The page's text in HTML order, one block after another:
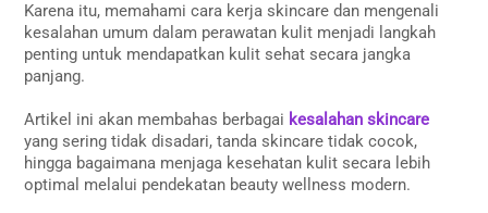
Karena itu, memahami cara kerja skincare dan mengenali
kesalahan umum dalam perawatan kulit menjadi langkah
penting untuk mendapatkan kulit sehat secara jangka
panjang.
Artikel ini akan membahas berbagai kesalahan skincare
yang sering tidak disadari, tanda skincare tidak cocok,
hingga bagaimana menjaga kesehatan kulit secara lebih
optimal melalui pendekatan beauty wellness modern.